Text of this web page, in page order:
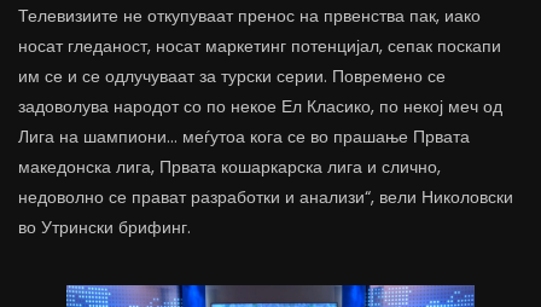
Телевизиите не откупуваат пренос на првенства пак, иако
носат гледаност, носат маркетинг потенцијал, сепак поскапи
им се и се одлучуваат за турски серии. Повремено се
задоволува народот со по некое Ел Класико, по некој меч од
Лига на шампиони… меѓутоа кога се во прашање Првата
македонска лига, Првата кошаркарска лига и слично,
недоволно се прават разработки и анализи“, вели Николовски
во Утрински брифинг.